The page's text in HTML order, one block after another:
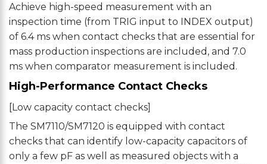
Achieve high-speed measurement with an
inspection time (from TRIG input to INDEX output)
of 6.4 ms when contact checks that are essential for
mass production inspections are included, and 7.0
ms when comparator measurement is included.
High-Performance Contact Checks
[Low capacity contact checks]
The SM7110/SM7120 is equipped with contact
checks that can identify low-capacity capacitors of
only a few pF as well as measured objects with a